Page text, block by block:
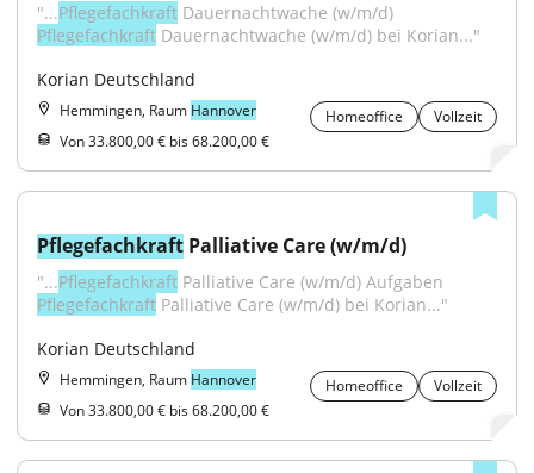
"...Pflegefachkraft
Pflegefachkraft Dauernachtwache (w/m/d) bei Korian..."
Korian Deutschland
Hemmingen, Raum Hannover Homeoffice
Vollzeit
Von 33.800,00 € bis 68.200,00 €
Pflegefachkraft Palliative Care (w/m/d)
"...Pflegefachkraft
Pflegefachkraft Palliative Care (w/m/d) bei Korian..."
Korian Deutschland
Hemmingen, Raum Hannover Homeoffice
Vollzeit
Von 33.800,00 € bis 68.200,00 €